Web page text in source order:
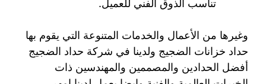
تناسب الذوق الفني للعميل.
وغيرها من الأعمال والخدمات المتنوعة التي يقوم بها
حداد خزانات الضجيج ولدينا في شركة حداد الضجيج
أفضل الحدادين والمصممين والمهندسين ذات